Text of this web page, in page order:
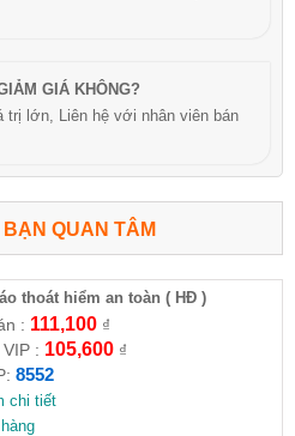
GIÁ KHÔNG?
trị lớn, Liên hệ với nhân viên bán
QUAN TÂM
thoát hiểm an toàn ( HĐ )
: 111,100₫
: 105,600₫
8552
chi tiết